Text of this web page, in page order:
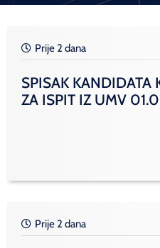
Prije 2 dana
SPISAK KANDIDATA
ZA ISPIT IZ UMV
Prije 2 dana